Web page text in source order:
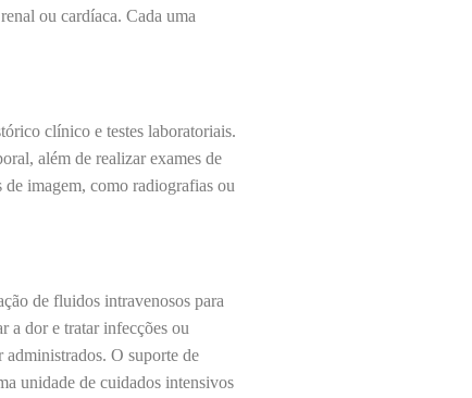
ou cardíaca. Cada uma
clínico e testes laboratoriais.
além de realizar exames de
imagem, como radiografias ou
de fluidos intravenosos para
a dor e tratar infecções ou
administrados. O suporte de
unidade de cuidados intensivos